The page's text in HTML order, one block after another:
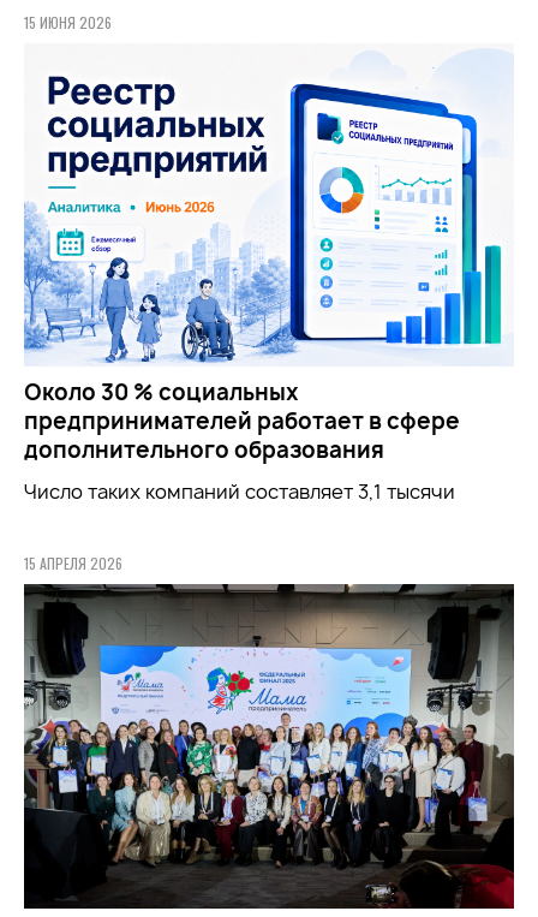
15 ИЮНЯ 2026
Около 30 % социальных
предпринимателей работает в сфере
дополнительного образования
Число таких компаний составляет 3,1 тысячи
15 АПРЕЛЯ 2026